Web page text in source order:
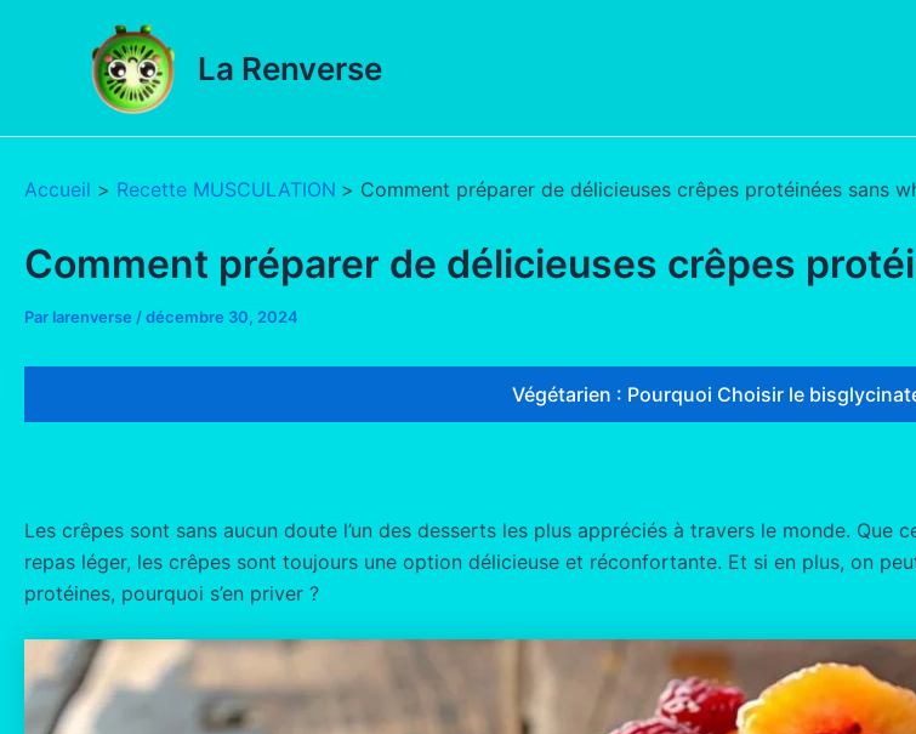
La Renverse
Accueil Recette MUSCULATION Comment préparer de délicieuses crêpes protéinées sans
Comment préparer de délicieuses crêpes
Par larenverse /décembre 30, 2024
Végétarien : Pourquoi Choisir le
Les crêpes sont sans aucun doute l’un des desserts les plus appréciés à travers le monde.
repas léger, les crêpes sont toujours une option délicieuse et réconfortante. Et si en plus, on
protéines, pourquoi s’en priver ?